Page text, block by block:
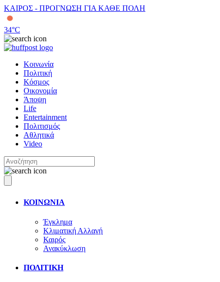
ΚΑΙΡΟΣ - ΠΡΟΓΝΩΣΗ ΓΙΑ ΚΑΘΕ ΠΟΛΗ
34°C
Κοινωνία
Πολιτική
Κόσμος
Οικονομία
Άποψη
Life
Entertainment
Πολιτισμός
Αθλητικά
Video
ΚΟΙΝΩΝΙΑ
Έγκλημα
Κλιματική Αλλαγή
Καιρός
Ανακύκλωση
ΠΟΛΙΤΙΚΗ